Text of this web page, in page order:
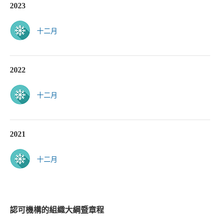
2023
十二月
2022
十二月
2021
十二月
認可機構的組織大綱暨章程